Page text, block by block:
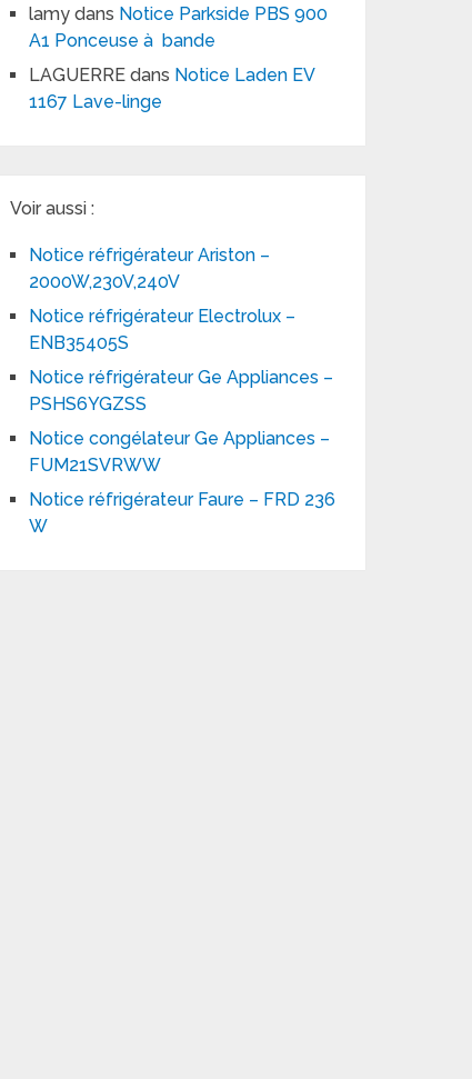
lamy dans Notice Parkside PBS 900
A1 Ponceuse à bande
LAGUERRE dans Notice Laden EV
1167 Lave-linge
Voir aussi :
Notice réfrigérateur Ariston –
2000W,230V,240V
Notice réfrigérateur Electrolux –
ENB35405S
Notice réfrigérateur Ge Appliances –
PSHS6YGZSS
Notice congélateur Ge Appliances –
FUM21SVRWW
Notice réfrigérateur Faure – FRD 236
W